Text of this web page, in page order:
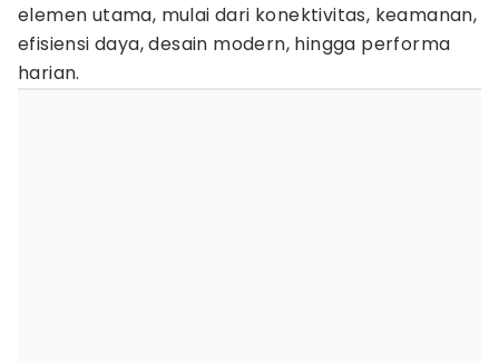
elemen utama, mulai dari konektivitas, keamanan,
efisiensi daya, desain modern, hingga performa
harian.